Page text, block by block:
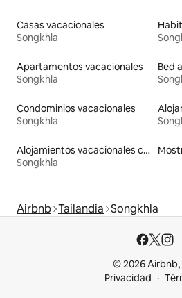
Casas vacacionales
Songkhla
Apartamentos vacacionales
Songkhla
Bed
Condominios vacacionales
Songkhla
Alojamientos vacacionales con piscina
Songkhla
Airbnb Tailandia Songkhla
© 2026 Airbnb,
Privacidad